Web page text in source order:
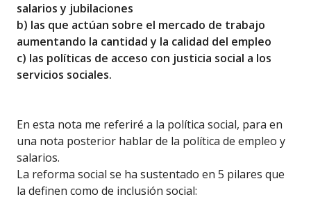
salarios y jubilaciones
b) las que actúan sobre el mercado de trabajo
aumentando la cantidad y la calidad del empleo
c) las políticas de acceso con justicia social a los
servicios sociales.
En esta nota me referiré a la política social, para en
una nota posterior hablar de la política de empleo y
salarios.
La reforma social se ha sustentado en 5 pilares que
la definen como de inclusión social: